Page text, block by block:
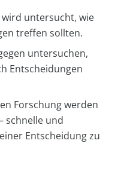
untersucht, wie
treffen sollten.
untersuchen,
Entscheidungen
Forschung werden
schnelle und
Entscheidung zu